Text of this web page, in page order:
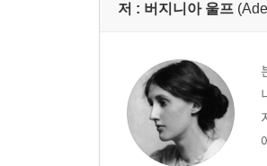
저 : 버지니아 울프